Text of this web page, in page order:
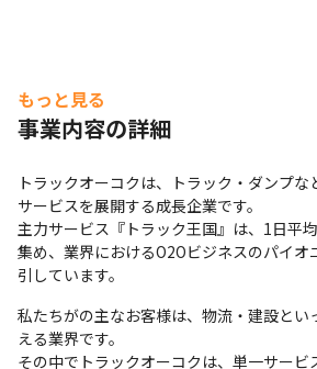
もっと見る
事業内容の詳細
トラックオーコクは、トラック・ダンプ
サービスを展開する成長企業です。
主力サービス『トラック王国』は、1日平
集め、業界におけるO2Oビジネスのパイオ
引しています。
私たちがの主なお客様は、物流・建設とい
える業界です。
その中でトラックオーコクは、単一サービ